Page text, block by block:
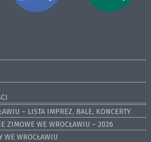
– LISTA IMPREZ, BALE, KONCERTY
ZIMOWE WE WROCŁAWIU – 2026
WE WROCŁAWIU